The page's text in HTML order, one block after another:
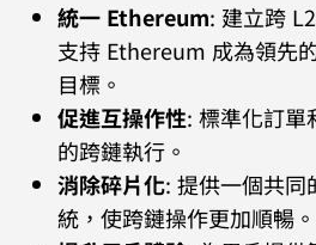
統一 Ethereum: 建立跨
支持 Ethereum 成為領先
目標。
促進互操作性: 標準化訂單
的跨鏈執行。
消除碎片化: 提供一個共同
統，使跨鏈操作更加順暢。